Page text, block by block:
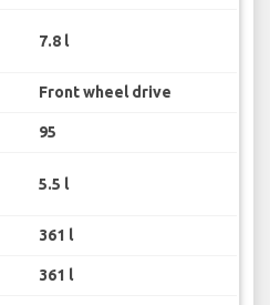
7.8 l
Front wheel drive
95
5.5 l
361 l
361 l